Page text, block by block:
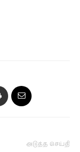
அடுத்த செய்தி